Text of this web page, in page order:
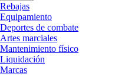
Rebajas
Equipamiento
Deportes de combate
Artes marciales
Mantenimiento físico
Liquidación
Marcas